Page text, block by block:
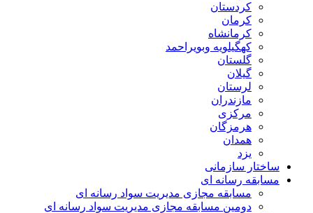
کردستان
کرمان
کرمانشاه
کهگیلویه وبویراحمد
گلستان
گیلان
لرستان
مازندران
مرکزی
هرمزگان
همدان
یزد
ساختار سازمانی
مسابقه رسانه ای
مسابقه مجازی مدیریت سواد رسانه ای
دومین مسابقه مجازی مدیریت سواد رسانه ای